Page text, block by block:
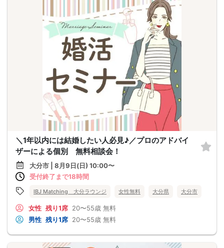
＼1年以内には結婚したい人必見♪／プロのアドバイ
ザーによる個別 無料相談会！
大分市 | 8月9日(日) 10:00〜
受付終了まで18時間
IBJ Matching 大分ラウンジ 女性無料 大分県 大分市
女性 残り1席 20〜55歳 無料
男性 残り1席 20〜55歳 無料